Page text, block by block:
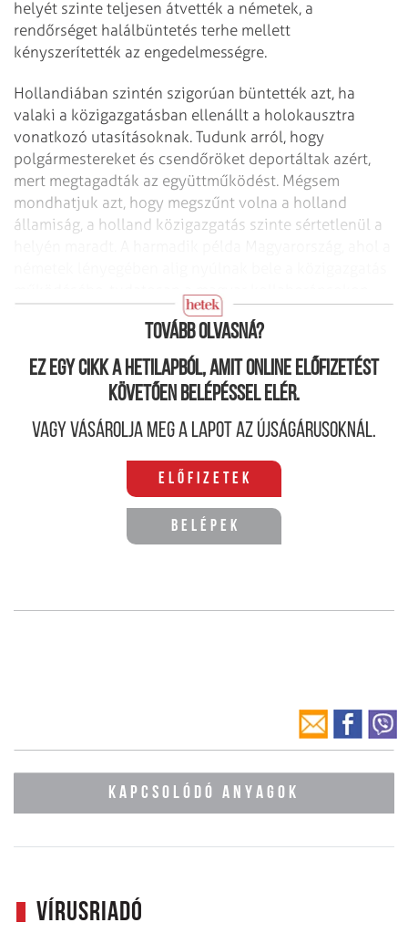
helyét szinte teljesen átvették a németek, a
rendőrséget halálbüntetés terhe mellett
kényszerítették az engedelmességre.
Hollandiában szintén szigorúan büntették azt, ha
valaki a közigazgatásban ellenállt a holokausztra
vonatkozó utasításoknak. Tudunk arról, hogy
polgármestereket és csendőröket deportáltak azért,
mert megtagadták az együttműködést. Mégsem
mondhatjuk azt, hogy megszűnt volna a holland
államiság, a holland közigazgatás szinte sértetlenül a
keresztül akarják megvalósítani az akaratukat.
Tovább olvasná?
Ez egy cikk a hetilapból, amit online előfizetést
követően belépéssel elér.
Vagy vásárolja meg a lapot az újságárusoknál.
Előfizetek
Belépek
KAPCSOLÓDÓ ANYAGOK
Vírusriadó